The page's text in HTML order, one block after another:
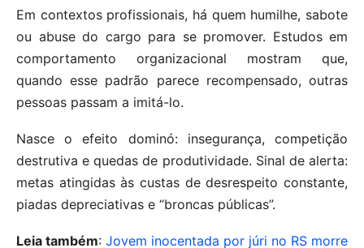
Em contextos profissionais, há quem humilhe, sabote
ou abuse do cargo para se promover. Estudos em
comportamento organizacional mostram que,
quando esse padrão parece recompensado, outras
pessoas passam a imitá-lo.
Nasce o efeito dominó: insegurança, competição
destrutiva e quedas de produtividade. Sinal de alerta:
metas atingidas às custas de desrespeito constante,
piadas depreciativas e “broncas públicas”.
Leia também: Jovem inocentada por júri no RS morre